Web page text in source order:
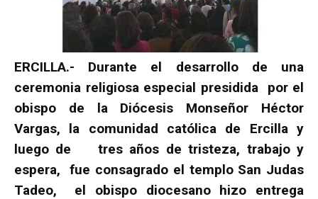
ERCILLA.- Durante el desarrollo de una
ceremonia religiosa especial presidida por el
obispo de la Diócesis Monseñor Héctor
Vargas, la comunidad católica de Ercilla y
luego de tres años de tristeza, trabajo y
espera, fue consagrado el templo San Judas
Tadeo, el obispo diocesano hizo entrega